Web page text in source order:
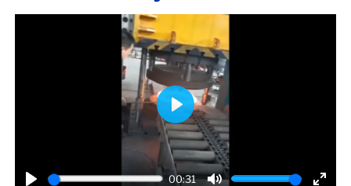
00:31
Play